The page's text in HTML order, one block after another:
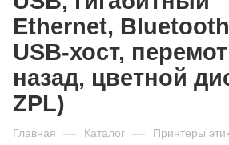
Ethernet,
USB-хост,
назад, цветной
ZPL)
Главная — Каталог — Принтеры